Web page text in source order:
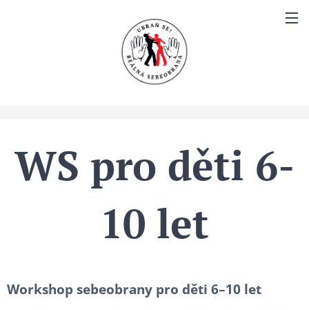
WS pro děti 6-
10 let
Workshop sebeobrany pro děti 6–10 let